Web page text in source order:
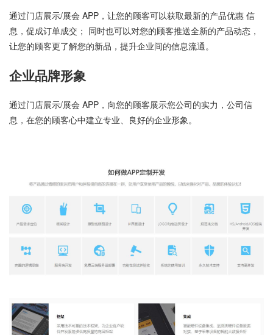
通过门店展示/展会 APP，让您的顾客可以获取最新的产品优惠 信
息，促成订单成交； 同时也可以对您的顾客推送全新的产品动态，
让您的顾客更了解您的新品，提升企业间的信息流通。
企业品牌形象
通过门店展示/展会 APP，向您的顾客展示您公司的实力，公司信
息，在您的顾客心中建立专业、良好的企业形象。